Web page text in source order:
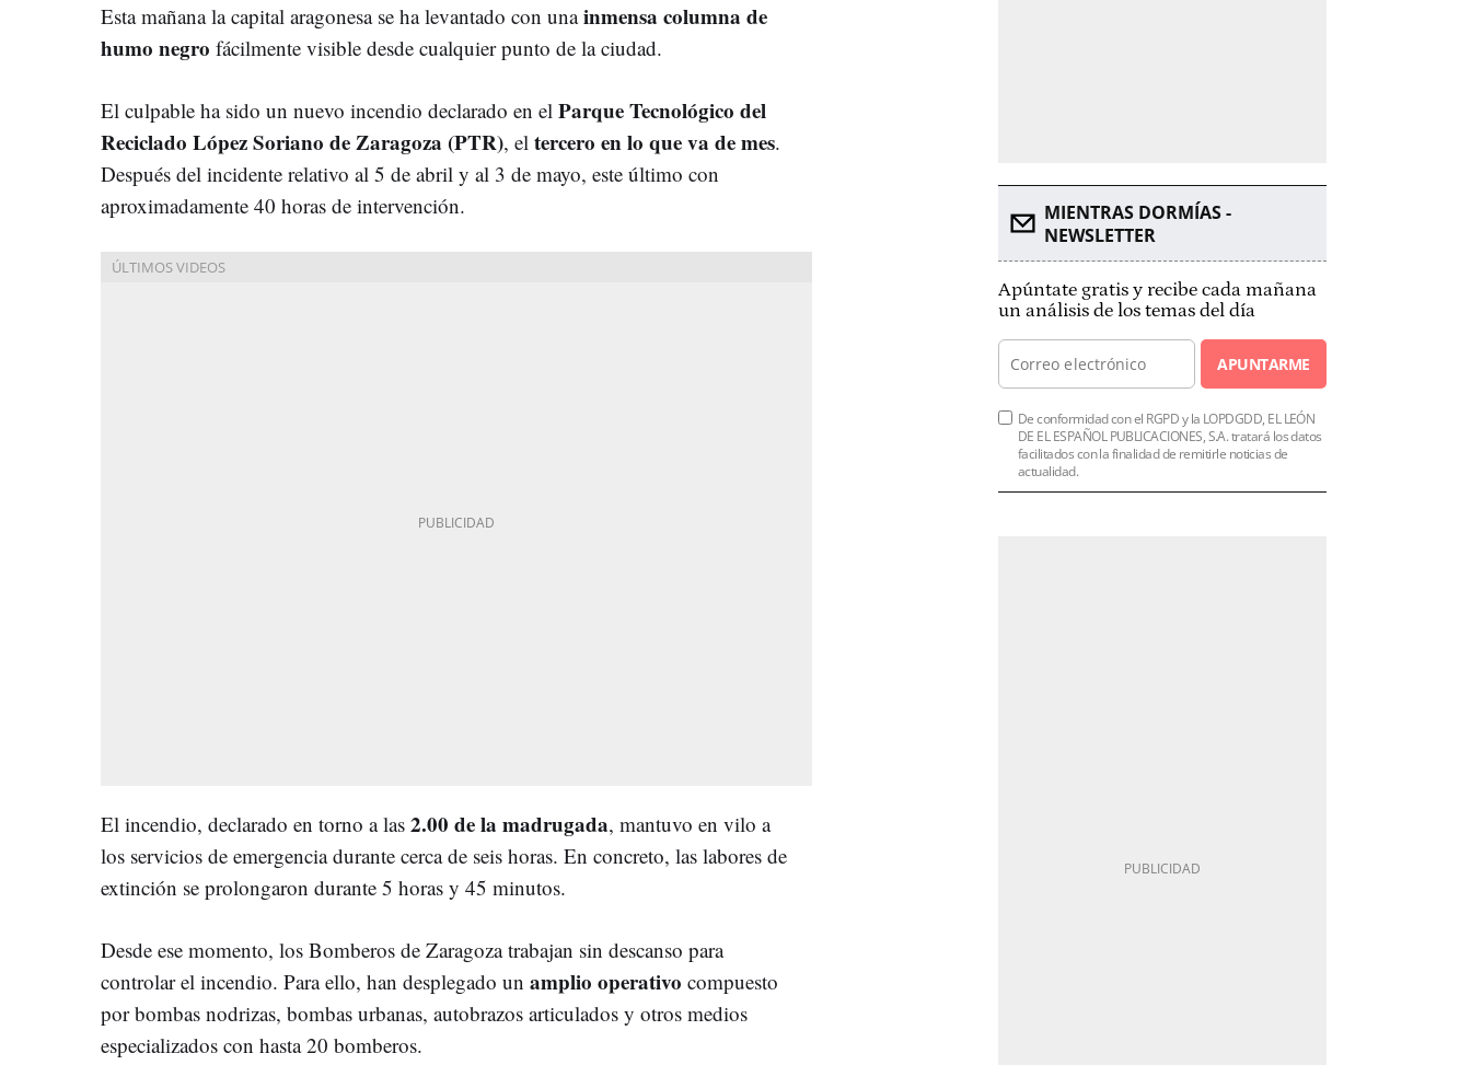
Esta mañana la capital aragonesa se ha levantado con unainmensa columna de
humo negro fácilmente visible desde cualquier punto de la ciudad.
El culpable ha sido un nuevo incendio declarado en el Parque Tecnológico del
Reciclado López Soriano de Zaragoza (PTR), el tercero en lo que va de mes.
Después del incidente relativo al 5 de abril y al 3 de mayo, este último con
aproximadamente 40 horas de intervención.
El incendio, declarado en torno a las 2.00 de la madrugada, mantuvo en vilo a
los servicios de emergencia durante cerca de seis horas. En concreto, las labores de
extinción se prolongaron durante 5 horas y 45 minutos.
Desde ese momento, los Bomberos de Zaragoza trabajan sin descanso para
controlar el incendio. Para ello, han desplegado un amplio operativo compuesto
por bombas nodrizas, bombas urbanas, autobrazos articulados y otros medios
especializados con hasta 20 bomberos.
MIENTRAS DORMÍAS -
NEWSLETTER
Apúntate gratis y recibe cada mañana
un análisis de los temas del día
APUNTARME
De conformidad con el RGPD y la LOPDGDD, EL LEÓN
DE EL ESPAÑOL PUBLICACIONES, S.A. tratará los datos
facilitados con la finalidad de remitirle noticias de
actualidad.